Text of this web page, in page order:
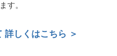
す。
詳しくはこちら ＞